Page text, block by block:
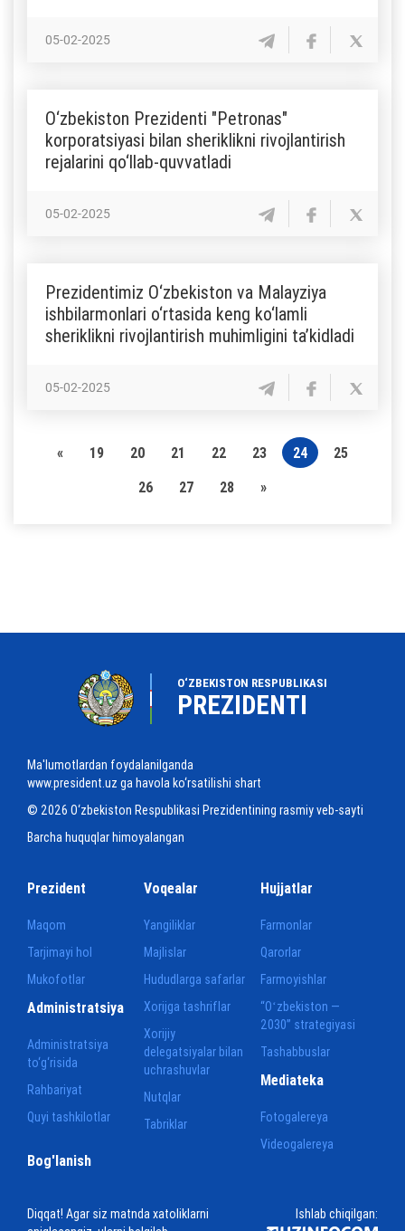
05-02-2025
O‘zbekiston Prezidenti "Petronas"
korporatsiyasi bilan sheriklikni rivojlantirish
rejalarini qo‘llab-quvvatladi
05-02-2025
Prezidentimiz O‘zbekiston va Malayziya
ishbilarmonlari o‘rtasida keng ko‘lamli
sheriklikni rivojlantirish muhimligini ta’kidladi
05-02-2025
« 19 20 21 22 23 24
25
26
27 28 »
O‘ZBEKISTON RESPUBLIKASI
PREZIDENTI
Ma'lumotlardan foydalanilganda
www.president.uz ga havola ko‘rsatilishi shart
© 2026 O‘zbekiston Respublikasi Prezidentining rasmiy veb-sayti
Barcha huquqlar himoyalangan
Prezident
Maqom
Tarjimayi hol
Mukofotlar
Voqealar
Yangiliklar
Majlislar
Hududlarga safarlar
Xorijga tashriflar
Xorijiy
delegatsiyalar bilan
uchrashuvlar
Nutqlar
Tabriklar
Hujjatlar
Farmonlar
Qarorlar
Farmoyishlar
“Oʻzbekiston —
2030” strategiyasi
Tashabbuslar
Administratsiya
Administratsiya
to‘g‘risida
Rahbariyat
Quyi tashkilotlar
Mediateka
Fotogalereya
Videogalereya
Bog'lanish
Diqqat! Agar siz matnda xatoliklarni
Ishlab chiqilgan: